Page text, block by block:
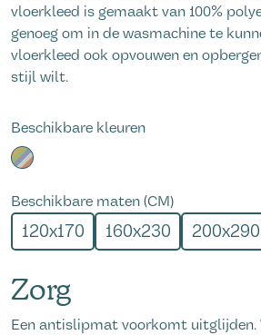
vloerkleed is gemaakt van 100%
genoeg om in de wasmachine te
vloerkleed ook opvouwen en
stijl wilt.
Beschikbare kleuren
Beschikbare maten (CM)
120x170 160x230 200x290
Zorg
Een antislipmat voorkomt uitglijden.